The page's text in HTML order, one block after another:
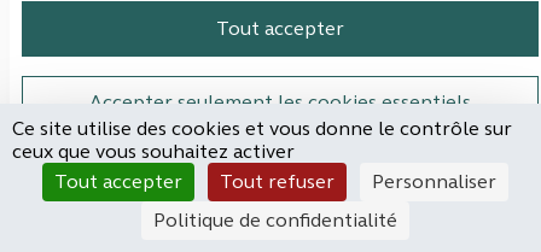
Tout accepter
Accepter seulement les cookies essentiels
Paramètres
Contrôler le financement et le
fonctionnement de la commune de
Tizac de Lapouyade
EN COURS D'ÉVALUATION
Voici quelques points d’appui pour inspirer votre
contribution :Que concerne mon sujet ?
Ce site utilise des cookies et vous donne le contrôle sur
ceux que vous souhaitez activer
Tout accepter
Tout refuser
Personnaliser
Politique de confidentialité